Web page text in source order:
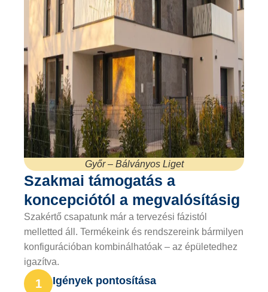
Szakmai támogatás a
koncepciótól a megvalósításig
Szakértő csapatunk már a tervezési fázistól
melletted áll. Termékeink és rendszereink bármilyen
konfigurációban kombinálhatóak – az épületedhez
igazítva.
1 Igények pontosítása
Győr – Bálványos Liget